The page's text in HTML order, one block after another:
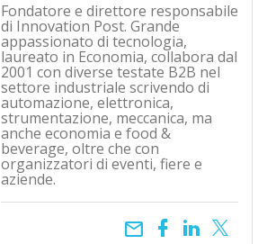
Fondatore e direttore responsabile
di Innovation Post. Grande
appassionato di tecnologia,
laureato in Economia, collabora dal
2001 con diverse testate B2B nel
settore industriale scrivendo di
automazione, elettronica,
strumentazione, meccanica, ma
anche economia e food &
beverage, oltre che con
organizzatori di eventi, fiere e
aziende.
email